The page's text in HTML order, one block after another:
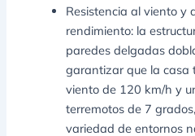
Resistencia al viento y
rendimiento: la
paredes delgadas
garantizar que la casa
viento de 120 km/h y
terremotos de 7
variedad de entornos